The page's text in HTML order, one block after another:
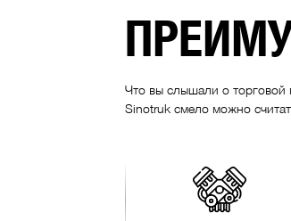
Что вы слышали о торговой
Sinotruk смело можно